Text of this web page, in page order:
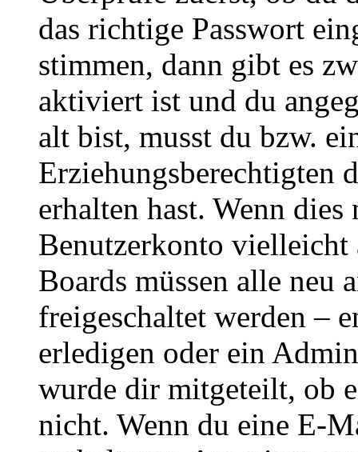
das richtige Passwort
stimmen, dann gibt es
aktiviert ist und du
alt bist, musst du bzw.
Erziehungsberechtigten
erhalten hast. Wenn
Benutzerkonto
Boards müssen alle neu
freigeschaltet werden –
erledigen oder ein
wurde dir mitgeteilt, ob
nicht. Wenn du eine E-